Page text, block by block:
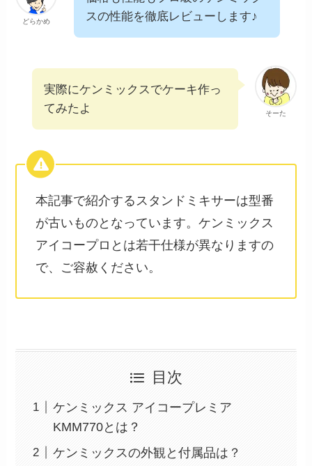
どらかめ
スの性能を徹底レビューします♪
そーた
実際にケンミックスでケーキ作っ
てみたよ
本記事で紹介するスタンドミキサーは型番
が古いものとなっています。ケンミックス
アイコープロとは若干仕様が異なりますの
で、ご容赦ください。
目次
ケンミックス アイコープレミア
KMM770とは？
ケンミックスの外観と付属品は？